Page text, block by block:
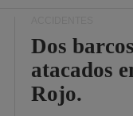
Dos
atacados
Rojo.